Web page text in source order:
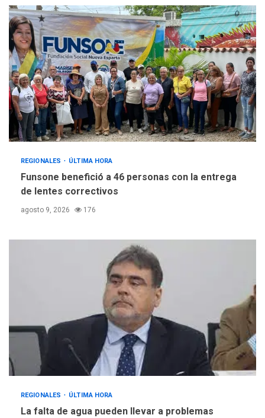
REGIONALES ÚLTIMA HORA
Funsone benefició a 46 personas con la entrega
de lentes correctivos
agosto 9, 2026 176
REGIONALES ÚLTIMA HORA
La falta de agua pueden llevar a problemas